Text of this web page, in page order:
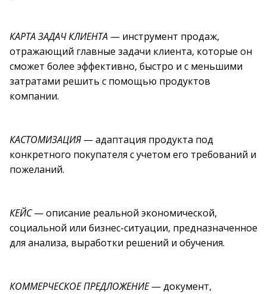
КАРТА ЗАДАЧ КЛИЕНТА — инструмент продаж,
отражающий главные задачи клиента, которые он
сможет более эффективно, быстро и с меньшими
затратами решить с помощью продуктов
компании.
КАСТОМИЗАЦИЯ— адаптация продукта под
конкретного покупателя с учетом его требований и
пожеланий.
КЕЙС— описание реальной экономической,
социальной или бизнес-ситуации, предназначенное
для анализа, выработки решений и обучения.
КОММЕРЧЕСКОЕ ПРЕДЛОЖЕНИЕ— документ,